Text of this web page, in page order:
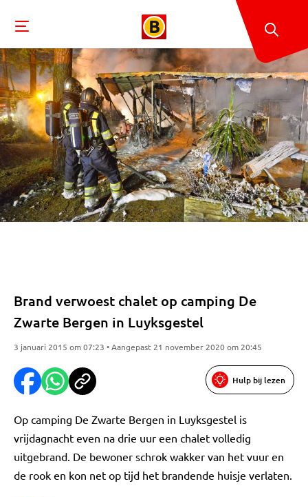
Brand verwoest chalet op camping De
Zwarte Bergen in Luyksgestel
3 januari 2015 om 07:23 • Aangepast 21 november 2020 om 20:45
Hulp bij lezen
Op camping De Zwarte Bergen in Luyksgestel is
vrijdagnacht even na drie uur een chalet volledig
uitgebrand. De bewoner schrok wakker van het vuur en
de rook en kon net op tijd het brandende huisje verlaten.